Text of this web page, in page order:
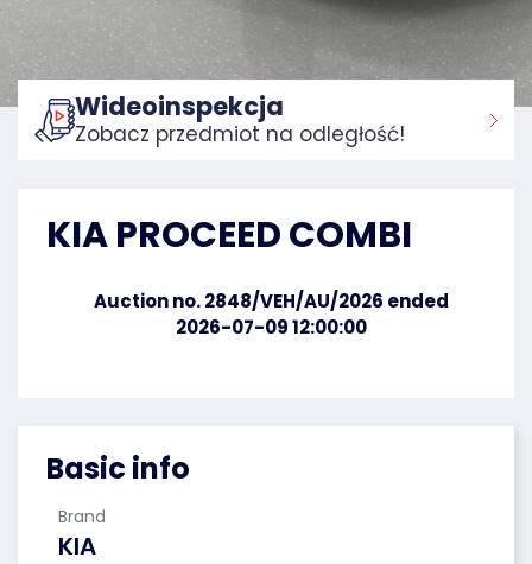
Home:
Basic info
Brand
KIA
Wideoinspekcja
Zobacz przedmiot na odległość!
KIA PROCEED COMBI
Auction no. 2848/VEH/AU/2026 ended
2026-07-09 12:00:00